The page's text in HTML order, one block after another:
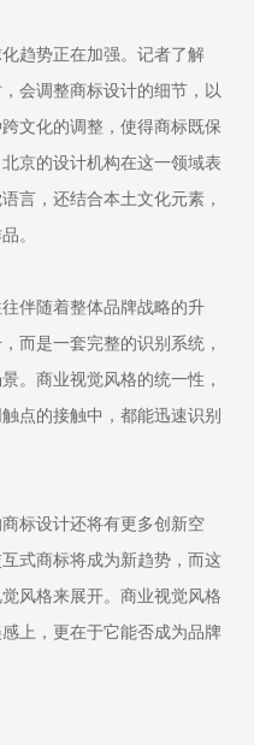
趋势正在加强。记者了解
会调整商标设计的细节，以
文化的调整，使得商标既保
京的设计机构在这一领域表
言，还结合本土文化元素，
。
伴随着整体品牌战略的升
而是一套完整的识别系统，
。商业视觉风格的统一性，
点的接触中，都能迅速识别
标设计还将有更多创新空
式商标将成为新趋势，而这
风格来展开。商业视觉风格
上，更在于它能否成为品牌